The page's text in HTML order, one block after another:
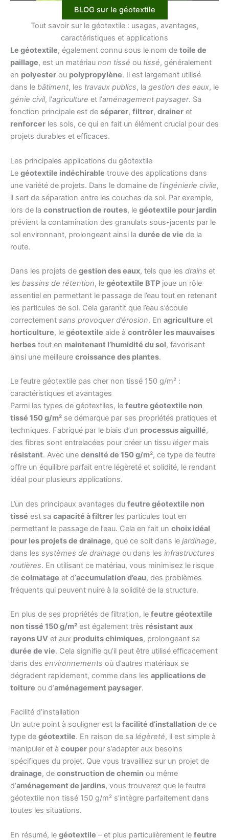
BLOG sur le géotextile
Tout savoir sur le géotextile : usages, avantages,
caractéristiques et applications
Le géotextile, également connu sous le nom de toile de
paillage, est un matériau non tissé ou tissé, généralement
en polyester ou polypropylène. Il est largement utilisé
dans le bâtiment, les travaux publics, la gestion des eaux, le
génie civil, l’agriculture et l’aménagement paysager. Sa
fonction principale est de séparer, filtrer, drainer et
renforcer les sols, ce qui en fait un élément crucial pour des
projets durables et efficaces.
Les principales applications du géotextile
Le géotextile indéchirable trouve des applications dans
une variété de projets. Dans le domaine de l’ingénierie civile,
il sert de séparation entre les couches de sol. Par exemple,
lors de la construction de routes, le géotextile pour jardin
prévient la contamination des granulats sous-jacents par le
sol environnant, prolongeant ainsi la durée de vie de la
route.
Dans les projets de gestion des eaux, tels que les drains et
les bassins de rétention, le géotextile BTP joue un rôle
essentiel en permettant le passage de l’eau tout en retenant
les particules de sol. Cela garantit que l’eau s’écoule
correctement sans provoquer d’érosion. En agriculture et
horticulture, le géotextile aide à contrôler les mauvaises
herbes tout en maintenant l’humidité du sol, favorisant
ainsi une meilleure croissance des plantes.
Le feutre géotextile pas cher non tissé 150 g/m² :
caractéristiques et avantages
Parmi les types de géotextiles, le feutre géotextile non
tissé 150 g/m² se démarque par ses propriétés pratiques et
techniques. Fabriqué par le biais d’un processus aiguillé,
des fibres sont entrelacées pour créer un tissu légermais
résistant. Avec une densité de 150 g/m², ce type de feutre
offre un équilibre parfait entre légèreté et solidité, le rendant
idéal pour plusieurs applications.
L’un des principaux avantages du feutre géotextile non
tissé est sa capacité à filtrer les particules tout en
permettant le passage de l’eau. Cela en fait un choix idéal
pour les projets de drainage, que ce soit dans le jardinage,
dans les systèmes de drainage ou dans les infrastructures
routières. En utilisant ce matériau, vous minimisez le risque
de colmatage et d’accumulation d’eau, des problèmes
fréquents qui peuvent nuire à la solidité de la structure.
En plus de ses propriétés de filtration, le feutre géotextile
non tissé 150 g/m² est également très résistant aux
rayons UV et aux produits chimiques, prolongeant sa
durée de vie. Cela signifie qu’il peut être utilisé efficacement
dans des environnements où d’autres matériaux se
dégradent rapidement, comme dans les applications de
toiture ou d’aménagement paysager.
Facilité d’installation
Un autre point à souligner est la facilité d’installation de ce
type de géotextile. En raison de sa légèreté, il est simple à
manipuler et à couper pour s’adapter aux besoins
spécifiques du projet. Que vous travailliez sur un projet de
drainage, de construction de chemin ou même
d’aménagement de jardins, vous trouverez que le feutre
géotextile non tissé 150 g/m² s’intègre parfaitement dans
toutes les situations.
En résumé, le géotextile – et plus particulièrement le feutre